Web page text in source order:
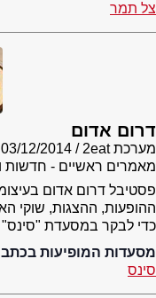
צל תמר
דרום אדום
מערכת 2eat
03/12/2014
מאמרים ראשיים - חדשות
פסטיבל דרום אדום
ההופעות, ההצגות, שוקי
כדי לבקר במסעדת
מסעדות המופיעות
סינס